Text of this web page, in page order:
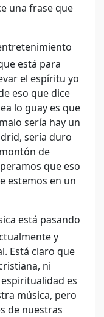
una frase que
está para
el espíritu yo
eso que dice
lo guay es que
sería hay un
sería duro
de
que eso
estemos en un
está pasando
y
Está claro que
ni
es
música, pero
de nuestras